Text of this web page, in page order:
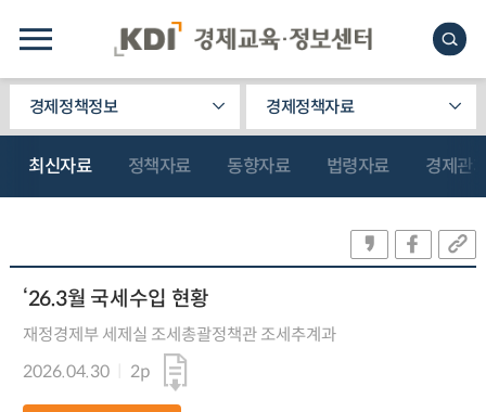
경제정책정보 경제정책자료
최신자료 정책자료 동향자료 법령자료 경제관
‘26.3월 국세수입 현황
재정경제부 세제실 조세총괄정책관 조세추계과
2026.04.30
2p